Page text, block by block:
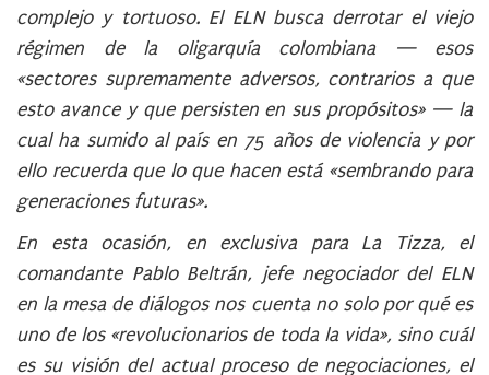
complejo y tortuoso. El ELN busca derrotar el viejo
régimen de la oligarquía colombiana — esos
«sectores supremamente adversos, contrarios a que
esto avance y que persisten en sus propósitos» — la
cual ha sumido al país en 75 años de violencia y por
ello recuerda que lo que hacen está «sembrando para
generaciones futuras».
En esta ocasión, en exclusiva para La Tizza, el
comandante Pablo Beltrán, jefe negociador del ELN
en la mesa de diálogos nos cuenta no solo por qué es
uno de los «revolucionarios de toda la vida», sino cuál
es su visión del actual proceso de negociaciones, el